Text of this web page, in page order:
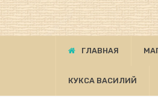
ГЛАВНАЯ
КУКСА ВАСИЛИЙ